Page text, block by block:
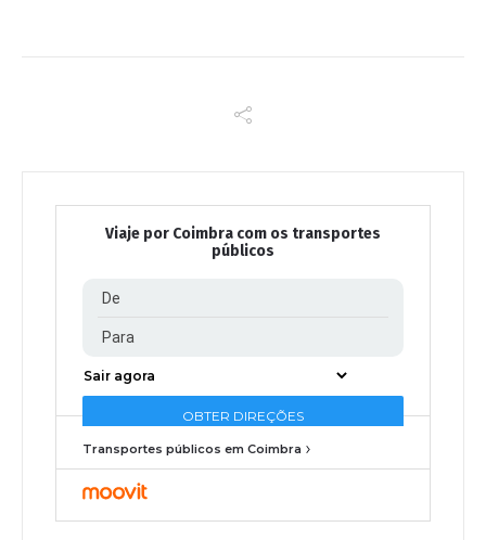
Viaje por Coimbra com os transportes
públicos
Transportes públicos em Coimbra